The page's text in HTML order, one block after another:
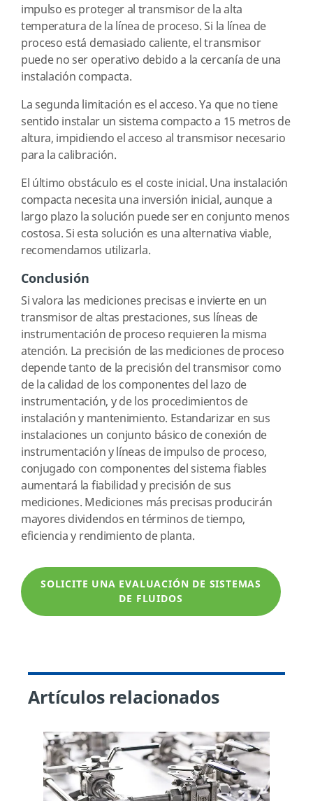
impulso es proteger al transmisor de la alta
temperatura de la línea de proceso. Si la línea de
proceso está demasiado caliente, el transmisor
puede no ser operativo debido a la cercanía de una
instalación compacta.
La segunda limitación es el acceso. Ya que no tiene
sentido instalar un sistema compacto a 15 metros de
altura, impidiendo el acceso al transmisor necesario
para la calibración.
El último obstáculo es el coste inicial. Una instalación
compacta necesita una inversión inicial, aunque a
largo plazo la solución puede ser en conjunto menos
costosa. Si esta solución es una alternativa viable,
recomendamos utilizarla.
Conclusión
Si valora las mediciones precisas e invierte en un
transmisor de altas prestaciones, sus líneas de
instrumentación de proceso requieren la misma
atención. La precisión de las mediciones de proceso
depende tanto de la precisión del transmisor como
de la calidad de los componentes del lazo de
instrumentación, y de los procedimientos de
instalación y mantenimiento. Estandarizar en sus
instalaciones un conjunto básico de conexión de
instrumentación y líneas de impulso de proceso,
conjugado con componentes del sistema fiables
aumentará la fiabilidad y precisión de sus
mediciones. Mediciones más precisas producirán
mayores dividendos en términos de tiempo,
eficiencia y rendimiento de planta.
SOLICITE UNA EVALUACIÓN DE SISTEMAS
DE FLUIDOS
Artículos relacionados